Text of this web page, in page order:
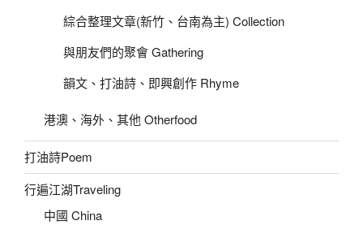
綜合整理文章(新竹、台南為主) Collection
與朋友們的聚會 Gathering
韻文、打油詩、即興創作 Rhyme
港澳、海外、其他 Otherfood
打油詩Poem
行遍江湖Traveling
中國 China